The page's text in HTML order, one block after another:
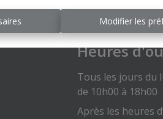
Modifier les
Heures
Tous les jours du
de 10h00 à 18h00
Après les heures